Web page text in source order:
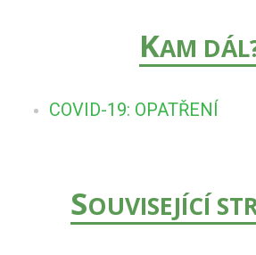
KAM
COVID-19: OPATŘENÍ
SOUVISEJÍCÍ